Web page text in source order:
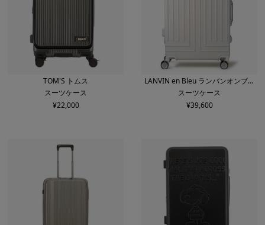
TOM'S トムス
スーツケース
¥22,000
LANVIN en Bleu ランバンオンブル
ー
スーツケース
¥39,600